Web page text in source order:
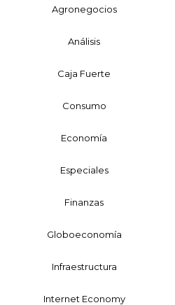
Agronegocios
Análisis
Caja Fuerte
Consumo
Economía
Especiales
Finanzas
Globoeconomía
Infraestructura
Internet Economy